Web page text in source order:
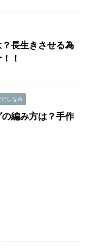
長生きさせる為
！
だしなみ
編み方は？手作